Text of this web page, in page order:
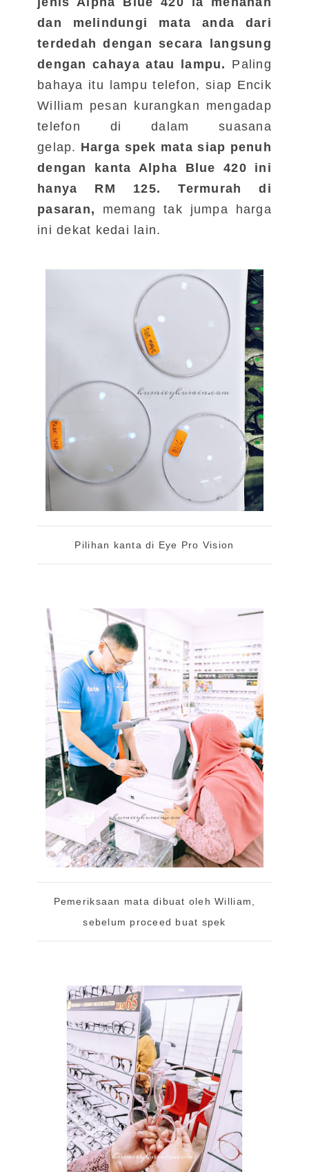
dan melindungi mata anda dari
terdedah dengan secara langsung
dengan cahaya atau lampu. Paling
bahaya itu lampu telefon, siap Encik
William pesan kurangkan mengadap
telefon di dalam suasana
gelap. Harga spek mata siap penuh
dengan kanta Alpha Blue 420 ini
hanya RM 125. Termurah di
pasaran, memang tak jumpa harga
ini dekat kedai lain.
Pilihan kanta di Eye Pro Vision
Pemeriksaan mata dibuat oleh William,
sebelum proceed buat spek